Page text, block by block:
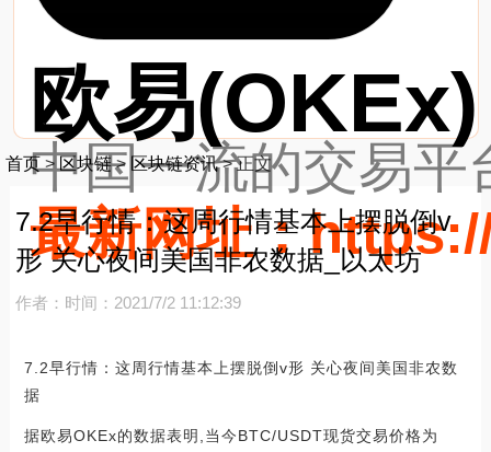
欧易(OKEx)
中国一流的交易平
最新网址：
首页>区块链> 区块链资讯>正文
7.2早行情：这周行情基本上摆脱倒v
形 关心夜间美国非农数据_以太坊
作者： 时间：2021/7/2 11:12:39
7.2早行情：这周行情基本上摆脱倒v形 关心夜间美国非农数
据
据欧易OKEx的数据表明,当今BTC/USDT现货交易价格为